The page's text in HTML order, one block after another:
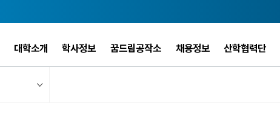
대학소개 학사정보 꿈드림공작소 채용정보 산학협력단